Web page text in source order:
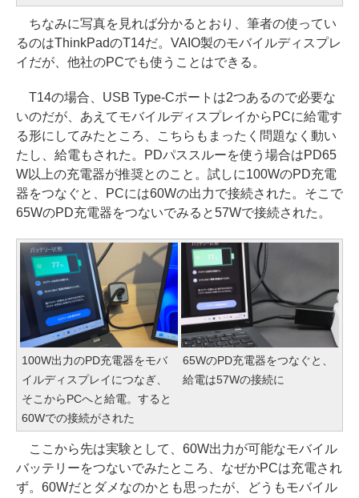
ちなみに写真を見れば分かるとおり、筆者の使ってい
るのはThinkPadのT14だ。VAIO製のモバイルディスプレ
イだが、他社のPCでも使うことはできる。
T14の場合、USB Type-Cポートは2つあるので必要な
いのだが、あえてモバイルディスプレイからPCに給電す
る形にしてみたところ、こちらもまったく問題なく動い
たし、給電もされた。PDパススルーを使う場合はPD65
W以上の充電器が推奨とのこと。試しに100WのPD充電
器をつなぐと、PCには60Wの出力で接続された。そこで
65WのPD充電器をつないでみると57Wで接続された。
100W出力のPD充電器をモバ
イルディスプレイにつなぎ、
そこからPCへと給電。すると
60Wでの接続がされた
65WのPD充電器をつなぐと、
給電は57Wの接続に
ここから先は実験として、60W出力が可能なモバイル
バッテリーをつないでみたところ、なぜかPCは充電され
ず。60Wだとダメなのかとも思ったが、どうもモバイル